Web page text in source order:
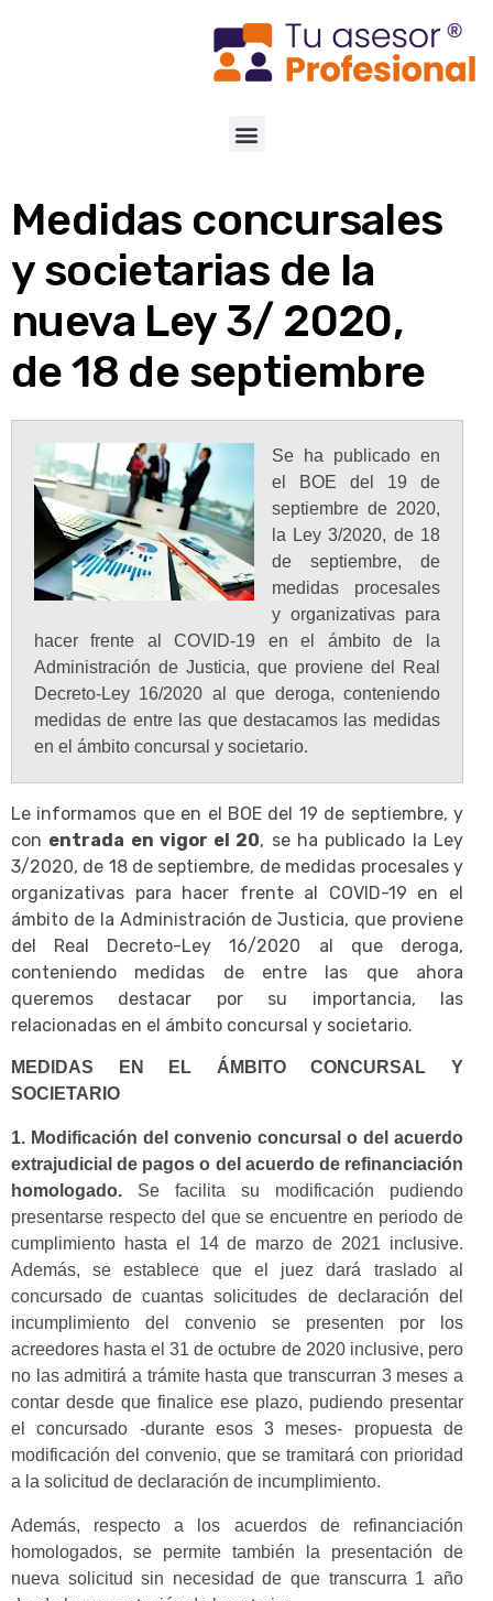
Medidas concursales
y societarias de la
nueva Ley 3/ 2020,
de 18 de septiembre
Se ha publicado en
el BOE del 19 de
septiembre de 2020,
la Ley 3/2020, de 18
de septiembre, de
medidas procesales
y organizativas para
hacer frente al COVID-19 en el ámbito de la
Administración de Justicia, que proviene del Real
Decreto-Ley 16/2020 al que deroga, conteniendo
medidas de entre las que destacamos las medidas
en el ámbito concursal y societario.
Le informamos que en el BOE del 19 de septiembre, y
con entrada en vigor el 20, se ha publicado la Ley
3/2020, de 18 de septiembre, de medidas procesales y
organizativas para hacer frente al COVID-19 en el
ámbito de la Administración de Justicia, que proviene
del Real Decreto-Ley 16/2020 al que deroga,
conteniendo medidas de entre las que ahora
queremos destacar por su importancia, las
relacionadas en el ámbito concursal y societario.
MEDIDAS EN EL ÁMBITO CONCURSAL Y
SOCIETARIO
1. Modificación del convenio concursal o del acuerdo
extrajudicial de pagos o del acuerdo de refinanciación
homologado. Se facilita su modificación pudiendo
presentarse respecto del que se encuentre en periodo de
cumplimiento hasta el 14 de marzo de 2021 inclusive.
Además, se establece que el juez dará traslado al
concursado de cuantas solicitudes de declaración del
incumplimiento del convenio se presenten por los
acreedores hasta el 31 de octubre de 2020 inclusive, pero
no las admitirá a trámite hasta que transcurran 3 meses a
contar desde que finalice ese plazo, pudiendo presentar
el concursado -durante esos 3 meses- propuesta de
modificación del convenio, que se tramitará con prioridad
a la solicitud de declaración de incumplimiento.
Además, respecto a los acuerdos de refinanciación
homologados, se permite también la presentación de
nueva solicitud sin necesidad de que transcurra 1 año